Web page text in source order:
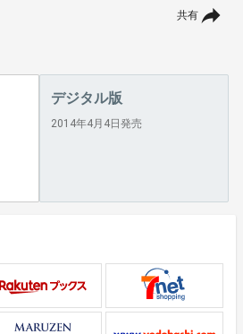
共有
デジタル版
2014年4月4日発売